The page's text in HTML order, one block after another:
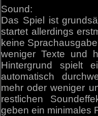
Sound:
Das Spiel ist
startet allerdings
keine
weniger Texte und
Hintergrund spielt
automatisch
mehr oder weniger
restlichen
geben ein minimales